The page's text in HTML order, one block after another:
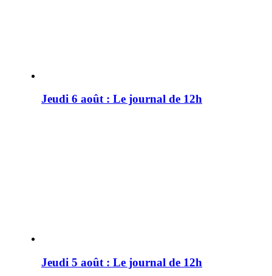
Jeudi 6 août : Le journal de 12h
Jeudi 5 août : Le journal de 12h